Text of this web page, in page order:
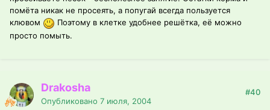
помёта никак не просеять, а попугай всегда пользуется
клювом
Поэтому в клетке удобнее решётка, её можно
просто помыть.
Drakosha
Опубликовано 7 июля, 2004
#40